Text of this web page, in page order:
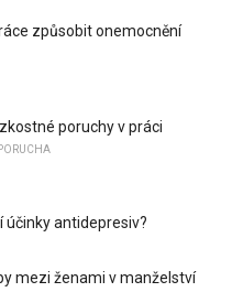
způsobit onemocnění
poruchy v práci
účinky antidepresiv?
mezi ženami v manželství